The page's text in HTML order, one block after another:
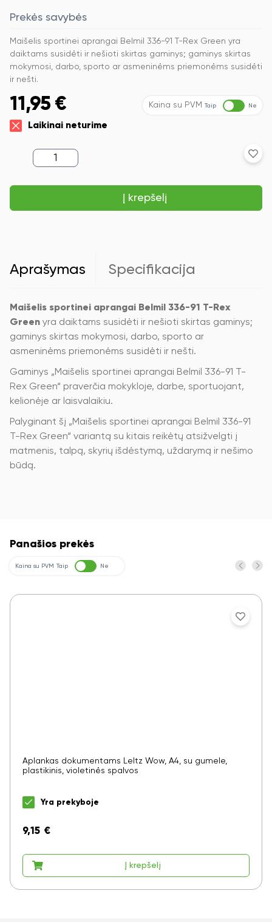
Prekės savybės
Maišelis sportinei aprangai Belmil 336-91 T-Rex Green yra
daiktams susidėti ir nešioti skirtas gaminys; gaminys skirtas
mokymosi, darbo, sporto ar asmeninėms priemonėms susidėti
ir nešti.
11,95 € Kaina su PVM Taip Ne
Laikinai neturime
produkto
kiekis:
sportinei
Belmil
Green
Į krepšelį
Aprašymas Specifikacija
Maišelis sportinei aprangai Belmil 336-91 T-Rex
Green yra daiktams susidėti ir nešioti skirtas gaminys;
gaminys skirtas mokymosi, darbo, sporto ar
asmeninėms priemonėms susidėti ir nešti.
Gaminys „Maišelis sportinei aprangai Belmil 336-91 T-
Rex Green“ praverčia mokykloje, darbe, sportuojant,
kelionėje ar laisvalaikiu.
Palyginant šį „Maišelis sportinei aprangai Belmil 336-91
T-Rex Green“ variantą su kitais reikėtų atsižvelgti į
matmenis, talpą, skyrių išdėstymą, uždarymą ir nešimo
būdą.
Panašios prekės
Kaina su PVM Taip Ne
Aplankas dokumentams LeItz Wow, A4, su gumele,
plastikinis, violetinės spalvos
Yra prekyboje
9,15 €
Į krepšelį